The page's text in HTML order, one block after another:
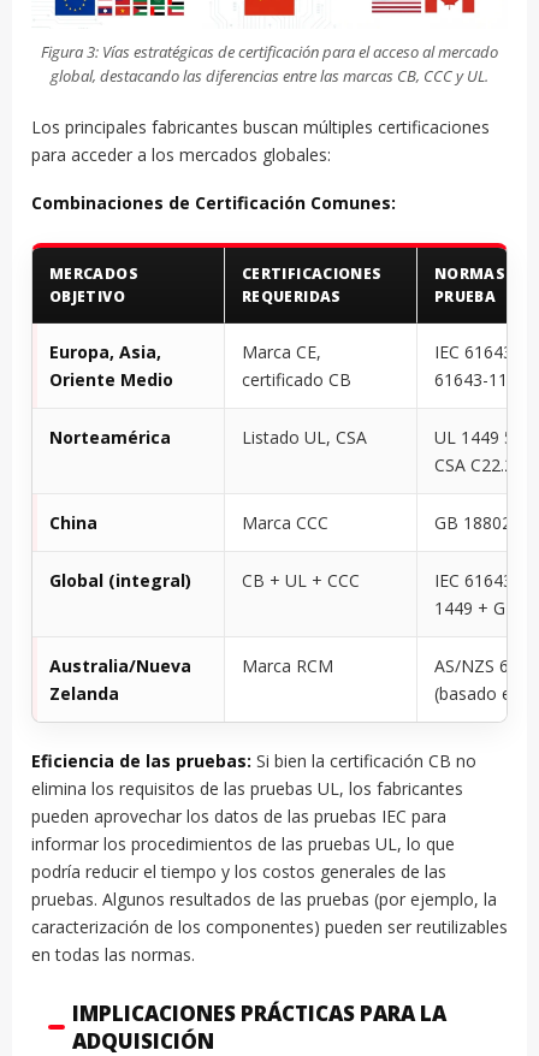
Figura 3: Vías estratégicas de certificación para el acceso al mercado
global, destacando las diferencias entre las marcas CB, CCC y UL.
Los principales fabricantes buscan múltiples certificaciones
para acceder a los mercados globales:
Combinaciones de Certificación Comunes:
MERCADOS
OBJETIVO
CERTIFICACIONES
REQUERIDAS
NORMAS DE
PRUEBA
Europa, Asia,
Oriente Medio
Marca CE,
certificado CB
IEC 61643-
61643-11
Norteamérica Listado UL, CSA
UL 1449 5th
CSA C22.2
China Marca CCC GB 18802.11
Global (integral) CB + UL + CCC
IEC 61643 +
1449 + GB
Australia/Nueva
Zelanda
Marca RCM
AS/NZS
(basado en
Eficiencia de las pruebas: Si bien la certificación CB no
elimina los requisitos de las pruebas UL, los fabricantes
pueden aprovechar los datos de las pruebas IEC para
informar los procedimientos de las pruebas UL, lo que
podría reducir el tiempo y los costos generales de las
pruebas. Algunos resultados de las pruebas (por ejemplo, la
caracterización de los componentes) pueden ser reutilizables
en todas las normas.
IMPLICACIONES PRÁCTICAS PARA LA
ADQUISICIÓN